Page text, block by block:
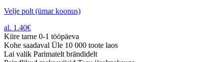
Velje polt (ümar koonus)
al. 1.40€
Kiire tarne 0-1 tööpäeva
Kohe saadaval Üle 10 000 toote laos
Lai valik Parimatelt brändidelt